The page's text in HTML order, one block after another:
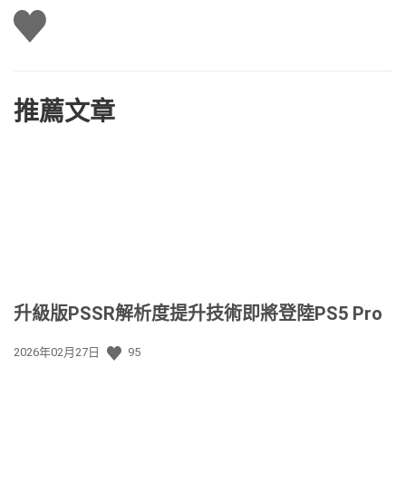
讚
推薦文章
升級版PSSR解析度提升技術即將登陸PS5 Pro
發
2026年02月27日 95